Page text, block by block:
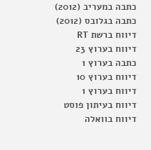
כתבה במעריב (2012)
כתבה בגלובס (2012)
דיווח ברשת RT
דיווח בערוץ 23
כתבה בערוץ 1
דיווח בערוץ 10
דיווח בערוץ 1
דיווח בעיתון פוסט
דיווח בוואלה